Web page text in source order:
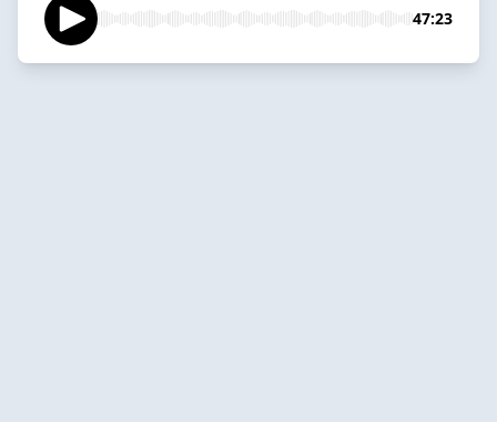
47:23